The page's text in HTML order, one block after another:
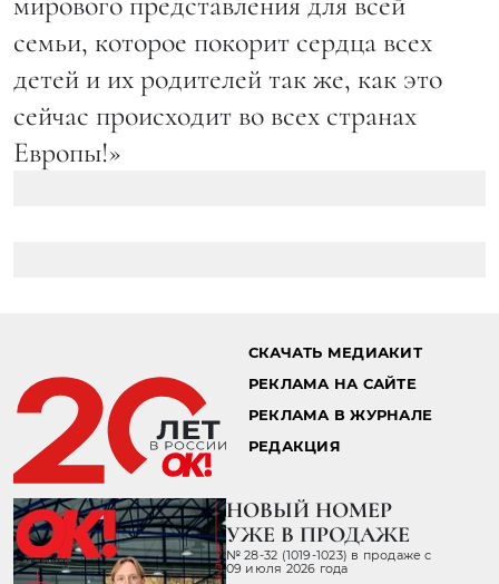
семьи, которое покорит сердца всех
детей и их родителей так же, как это
сейчас происходит во всех странах
Европы!»
СКАЧАТЬ МЕДИАКИТ
РЕКЛАМА НА САЙТЕ
РЕКЛАМА В ЖУРНАЛЕ
РЕДАКЦИЯ
НОВЫЙ НОМЕР
УЖЕ В ПРОДАЖЕ
№ 28-32 (1019-1023) в продаже с
09 июля 2026 года